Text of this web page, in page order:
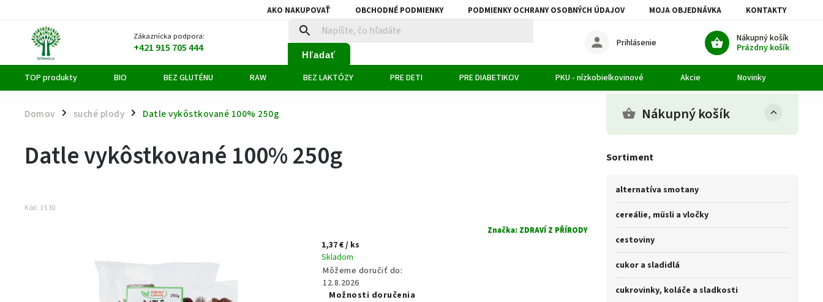
AKO NAKUPOVAŤ OBCHODNÉ PODMIENKY PODMIENKY OCHRANY OSOBNÝCH ÚDAJOV MOJA OBJEDNÁVKA KONTAKTY
Zákaznícka podpora:
+421 915 705 444 Hľadať
Nákupný košík
Prázdny košík
Prihlásenie
TOP produkty BIO BEZ GLUTÉNU RAW BEZ LAKTÓZY PRE DETI PRE DIABETIKOV PKU - nízkobielkovinové Akcie Novinky
Domov / suché plody / Datle vykôstkované 100% 250g Nákupný košík
Sortiment
alternatíva smotany
cereálie, müsli a vločky
cestoviny
cukor a sladidlá
cukrovinky, koláče a sladkosti
Datle vykôstkované 100% 250g
Kód: 1530
Značka: ZDRAVÍ Z PŘÍRODY
1,37 €/ ks
Skladom
Môžeme doručiť do:
12.8.2026
Možnosti doručenia